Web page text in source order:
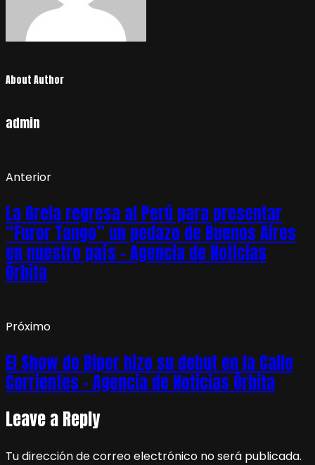
About Author
admin
Anterior
La Grela regresa al Perú para presentar
“Furor Tango” un pedazo de Buenos Aires
en nuestro país – Agencia de Noticias
Órbita
Próximo
El Show de Biper hizo su debut en la Calle
Corrientes – Agencia de Noticias Órbita
Leave a Reply
Tu dirección de correo electrónico no será publicada.